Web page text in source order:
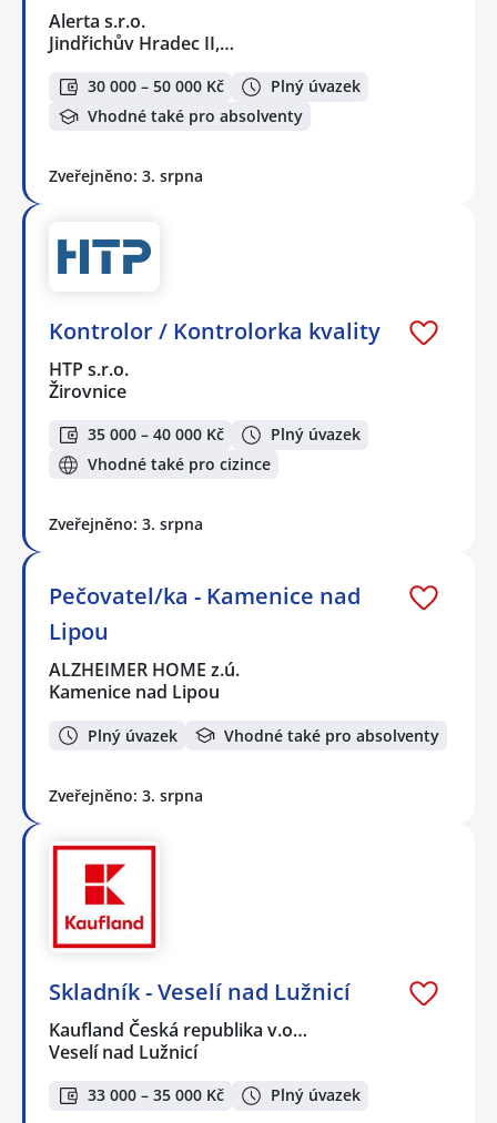
Alerta s.r.o.
Jindřichův Hradec II,…
30 000 – 50 000 Kč
Plný úvazek
Vhodné také pro absolventy
Zveřejněno: 3. srpna
Kontrolor / Kontrolorka kvality
HTP s.r.o.
Žirovnice
35 000 – 40 000 Kč
Plný úvazek
Vhodné také pro cizince
Zveřejněno: 3. srpna
Pečovatel/ka - Kamenice nad
Lipou
ALZHEIMER HOME z.ú.
Kamenice nad Lipou
Plný úvazek Vhodné také pro absolventy
Zveřejněno: 3. srpna
Skladník - Veselí nad Lužnicí
Kaufland Česká republika v.o…
Veselí nad Lužnicí
33 000 – 35 000 Kč Plný úvazek